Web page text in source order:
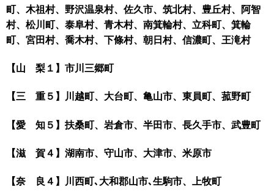
町、木祖村、野沢温泉村、佐久市、筑北村、豊丘村、阿智
村、松川町、泰阜村、青木村、南箕輪村、立科町、箕輪
町、宮田村、喬木村、下條村、朝日村、信濃町、王滝村
【山 梨１】市川三郷町
【三 重５】川越町、大台町、亀山市、東員町、菰野町
【愛 知５】扶桑町、岩倉市、半田市、長久手市、武豊町
【滋 賀４】湖南市、守山市、大津市、米原市
【奈 良４】川西町､大和郡山市､生駒市、上牧町